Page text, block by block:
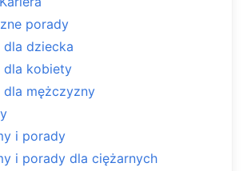
porady
dla dziecka
dla kobiety
dla mężczyzny
i porady
i porady dla ciężarnych